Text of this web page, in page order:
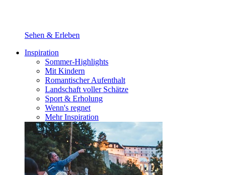
Sehen & Erleben
Inspiration
Sommer-Highlights
Mit Kindern
Romantischer Aufenthalt
Landschaft voller Schätze
Sport & Erholung
Wenn's regnet
Mehr Inspiration